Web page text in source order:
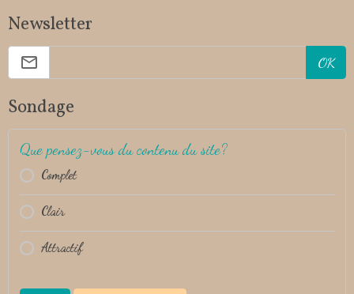
Newsletter
OK
Sondage
Que pensez-vous du contenu du site?
Complet
Clair
Attractif